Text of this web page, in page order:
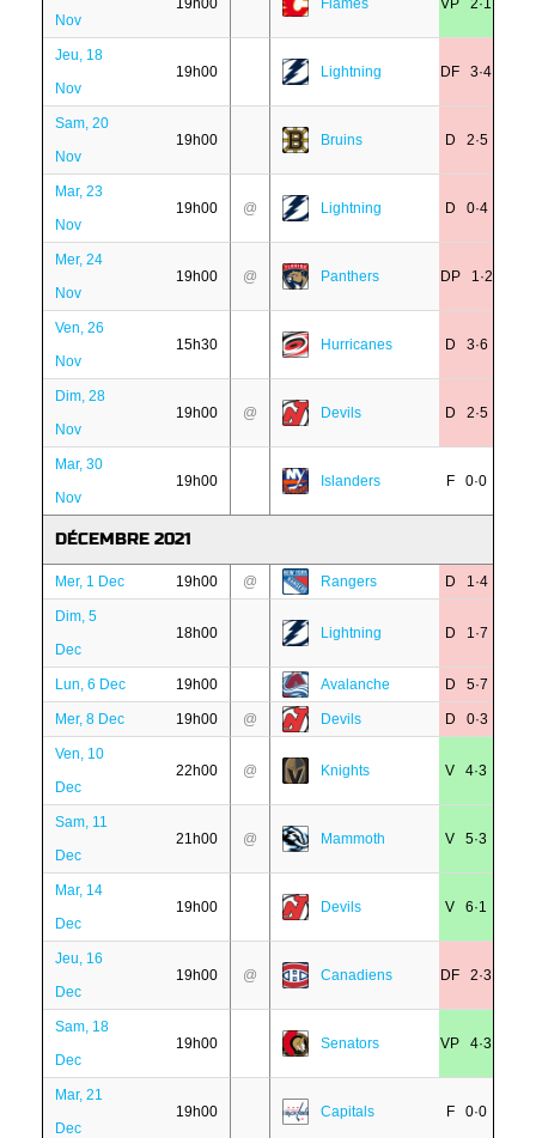
Nov
19h00 Flames VP 2·1
Jeu, 18
Nov
19h00 Lightning DF 3·4
Sam, 20
Nov
19h00 Bruins D 2·5
Mar, 23
Nov
19h00 @ Lightning D 0·4
Mer, 24
Nov
19h00 @ Panthers DP 1·2
Ven, 26
Nov
15h30 Hurricanes D 3·6
Dim, 28
Nov
19h00 @ Devils D 2·5
Mar, 30
Nov
19h00 Islanders F 0·0
DÉCEMBRE 2021
Mer, 1 Dec 19h00 @ Rangers D 1·4
Dim, 5
Dec
18h00 Lightning D 1·7
Lun, 6 Dec 19h00 Avalanche D 5·7
Mer, 8 Dec 19h00 @ Devils D 0·3
Ven, 10
Dec
22h00 @ Knights V 4·3
Sam, 11
Dec
21h00 @ Mammoth V 5·3
Mar, 14
Dec
19h00 Devils V 6·1
Jeu, 16
Dec
19h00 @ Canadiens DF 2·3
Sam, 18
Dec
19h00 Senators VP 4·3
Mar, 21
Dec
19h00 Capitals F 0·0